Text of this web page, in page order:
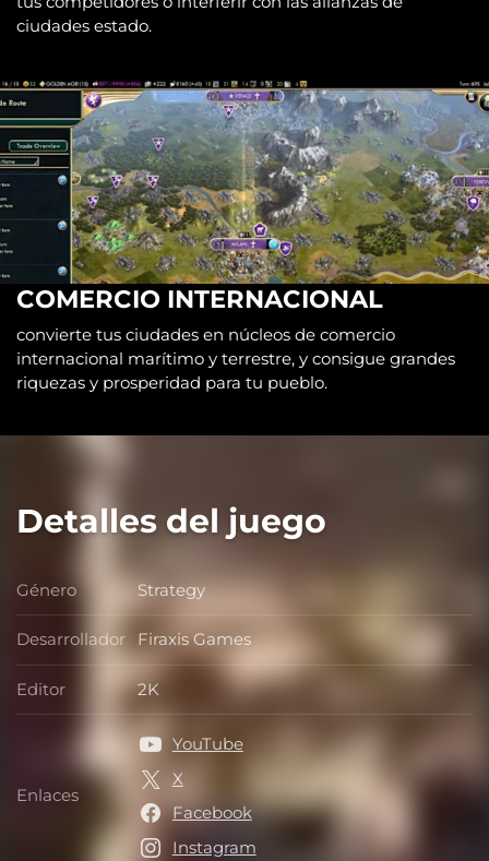
ciudades estado.
COMERCIO INTERNACIONAL
convierte tus ciudades en núcleos de comercio
internacional marítimo y terrestre, y consigue grandes
riquezas y prosperidad para tu pueblo.
Detalles del juego
Género Género
Strategy
Desarrollador Desarrollador
Firaxis Games
Editor Editor
2K
Enlaces Enlaces
YouTube
X
Facebook
Instagram